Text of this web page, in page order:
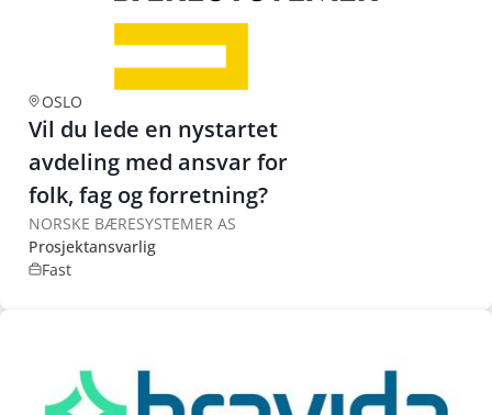
OSLO
Vil du lede en nystartet
avdeling med ansvar for
folk, fag og forretning?
NORSKE BÆRESYSTEMER AS
Prosjektansvarlig
Fast